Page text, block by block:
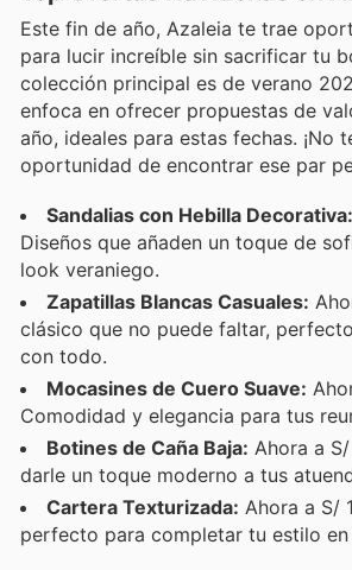
Este fin de año, Azaleia te trae
para lucir increíble sin sacrificar tu
colección principal es de verano
enfoca en ofrecer propuestas de
año, ideales para estas fechas. ¡No
oportunidad de encontrar ese par
Sandalias con Hebilla Decorativa:
Diseños que añaden un toque de
look veraniego.
Zapatillas Blancas Casuales:
clásico que no puede faltar,
con todo.
Mocasines de Cuero Suave:
Comodidad y elegancia para tus
Botines de Caña Baja: Ahora a
darle un toque moderno a tus
Cartera Texturizada: Ahora a S/
perfecto para completar tu estilo en